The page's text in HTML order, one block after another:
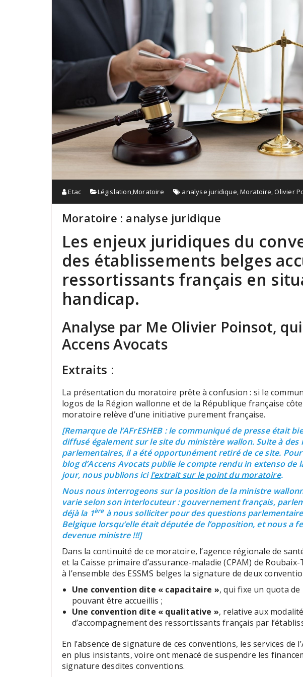
Etac Législation,Moratoire analyse juridique,Moratoire,Olivier
Moratoire : analyse juridique
Les enjeux juridiques du
des établissements belges
ressortissants français en
handicap.
Analyse par Me Olivier Poinsot,
Accens Avocats
Extraits :
La présentation du moratoire prête à confusion : si le
logos de la Région wallonne et de la République française
moratoire relève d’une initiative purement française.
[Remarque de l’AFrESHEB : le communiqué de presse était
diffusé également sur le site du ministère wallon. Suite à
parlementaires, il a été opportunément retiré de ce site.
blog d’Accens Avocats publie le compte rendu in extenso de
jour, nous publions icil’extrait sur le point du moratoire.
Nous nous interrogeons sur la position de la ministre
varie selon son interlocuteur : gouvernement français,
déjà la 1èreà nous solliciter pour des questions
Belgique lorsqu’elle était députée de l’opposition, et nous a
devenue ministre !!!]
Dans la continuité de ce moratoire, l’agence régionale de
et la Caisse primaire d’assurance-maladie (CPAM) de
à l’ensemble des ESSMS belges la signature de deux
Une convention dite « capacitaire », qui fixe un quota
pouvant être accueillis ;
Une convention dite « qualitative », relative aux
d’accompagnement des ressortissants français par
En l’absence de signature de ces conventions, les services de
en plus insistants, voire ont menacé de suspendre les
signature desdites conventions.